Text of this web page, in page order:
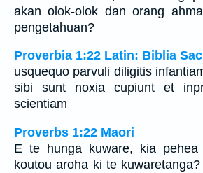
akan olok-olok dan orang
pengetahuan?
Proverbia 1:22 Latin: Biblia
usquequo parvuli diligitis
sibi sunt noxia cupiunt et
scientiam
Proverbs 1:22 Maori
E te hunga kuware, kia
koutou aroha ki te